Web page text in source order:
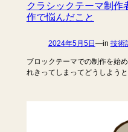
クラシックテーマ制作
作で悩んだこと
2024年5月5日 —in 技術
ブロックテーマでの制作を始
れきってしまってどうしよう